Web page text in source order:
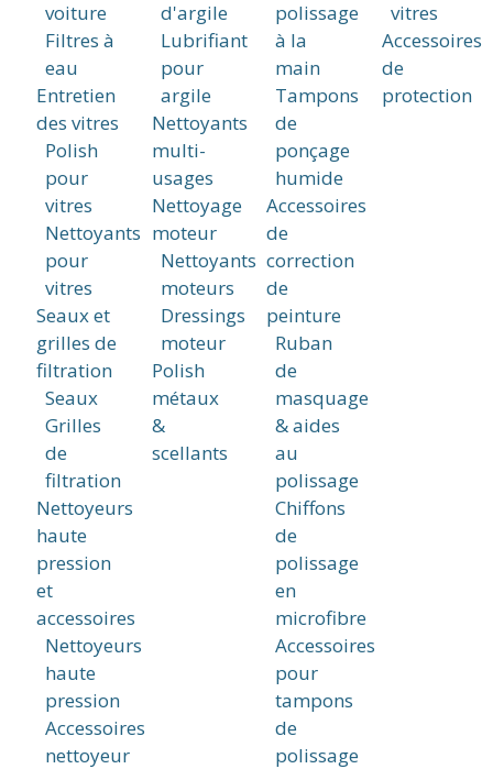
voiture
Filtres à
eau
Entretien
des vitres
Polish
pour
vitres
Nettoyants
pour
vitres
Seaux et
grilles de
filtration
Seaux
Grilles
de
filtration
Nettoyeurs
haute
pression
et
accessoires
Nettoyeurs
haute
pression
Accessoires
nettoyeur
d'argile
Lubrifiant
pour
argile
Nettoyants
multi-
usages
Nettoyage
moteur
Nettoyants
moteurs
Dressings
moteur
Polish
métaux
&
scellants
polissage
à la
main
Tampons
de
ponçage
humide
Accessoires
de
correction
de
peinture
Ruban
de
masquage
& aides
au
polissage
Chiffons
de
polissage
en
microfibre
Accessoires
pour
tampons
de
polissage
vitres
Accessoires
de
protection